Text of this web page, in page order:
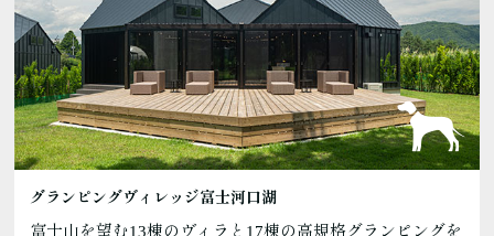
グランピングヴィレッジ富士河口湖
富士山を望む13棟のヴィラと17棟の高規格グランピングを